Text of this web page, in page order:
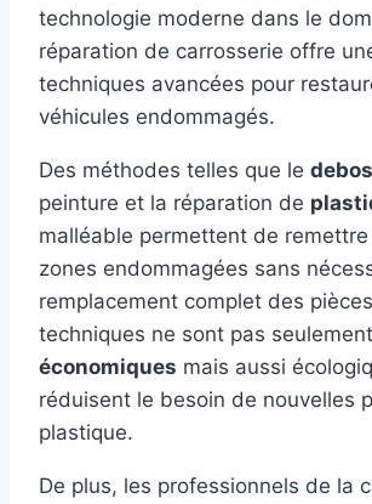
technologie moderne dans le
réparation de carrosserie offre
techniques avancées pour
véhicules endommagés.
Des méthodes telles que le
peinture et la réparation de
malléable permettent de
zones endommagées sans
remplacement complet des
techniques ne sont pas seulement
économiques mais aussi
réduisent le besoin de nouvelles
plastique.
De plus, les professionnels de la